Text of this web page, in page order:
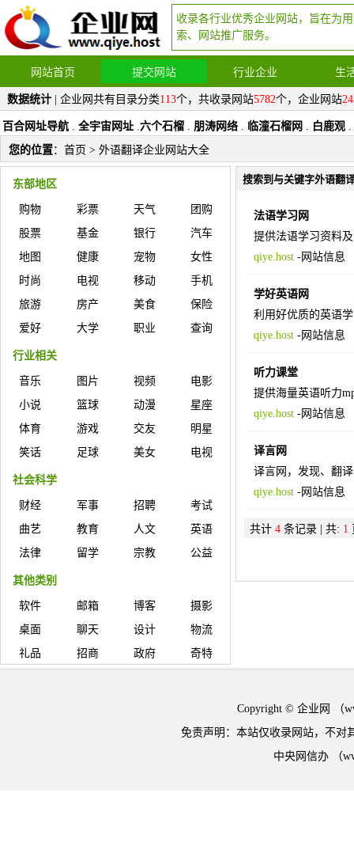
收录各行业优秀企业网站，旨在为
索、网站推广服务。
网站首页 提交网站 行业企业 生
数据统计 | 企业网共有目录分类113个，共收录网站5782个，企业网站
百合网址导航 . 全宇宙网址 .六个石榴 . 朋涛网络 . 临潼石榴网 . 白鹿观 .
您的位置： 首页 > 外语翻译企业网站大全
东部地区
购物 彩票 天气
团购
股票
基金 银行
汽车
地图
健康 宠物
女性
时尚
电视 移动
手机
旅游
房产 美食
保险
爱好
大学 职业 查询
行业相关
音乐 图片 视频
电影
小说
篮球 动漫
星座
体育
游戏 交友
明星
笑话
足球 美女 电视
社会科学
财经 军事 招聘
考试
曲艺
教育 人文
英语
法律
留学 宗教 公益
其他类别
软件 邮箱 博客
摄影
桌面
聊天 设计
物流
礼品
招商 政府 奇特
搜索到与关键字外语翻
法语学习网
提供法语学习资料
qiye.host-网站信息
学好英语网
利用好优质的英语
qiye.host-网站信息
听力课堂
提供海量英语听力
qiye.host-网站信息
译言网
译言网，发现、翻
qiye.host-网站信息
共计 4条记录 | 共: 1
Copyright © 企业网 （
免责声明：本站仅收录网站，不对
中央网信办 （